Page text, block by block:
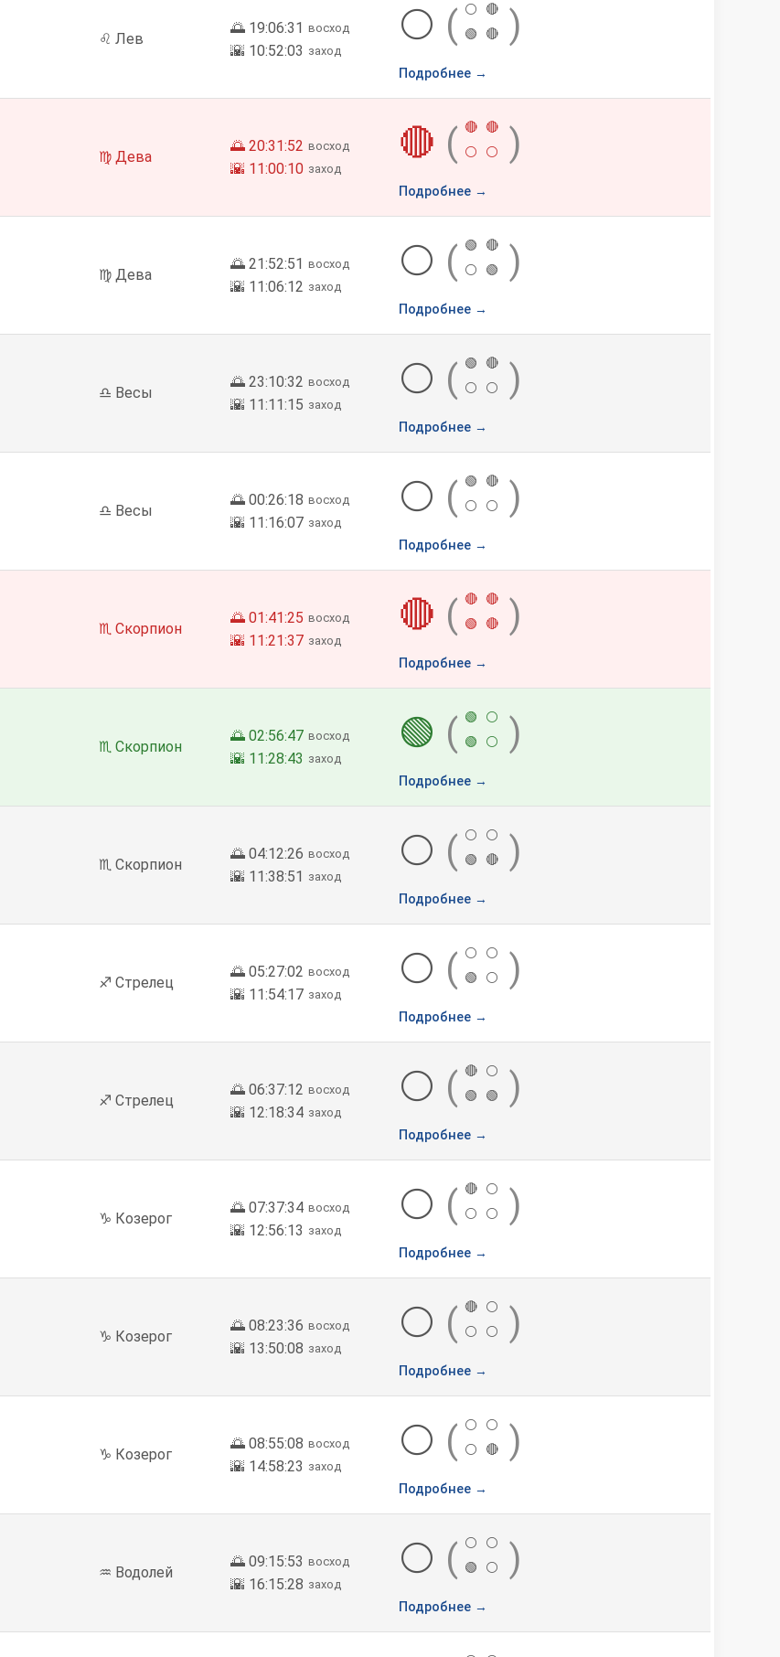
♌ Лев
🌅 19:06:31 восход
🌇 10:52:03 заход
⚪ ( ⚪
🔴
🟢
🔴 )
Подробнее →
♍ Дева
🌅 20:31:52 восход
🌇 11:00:10 заход
🔴 ( 🔴
🔴
⚪
⚪ )
Подробнее →
♍ Дева
🌅 21:52:51 восход
🌇 11:06:12 заход
⚪ ( 🟢
🔴
⚪
🟢 )
Подробнее →
♎ Весы
🌅 23:10:32 восход
🌇 11:11:15 заход
⚪ ( 🟢
🔴
⚪
⚪ )
Подробнее →
♎ Весы
🌅 00:26:18 восход
🌇 11:16:07 заход
⚪ ( 🟢
🔴
⚪
⚪ )
Подробнее →
♏ Скорпион
🌅 01:41:25 восход
🌇 11:21:37 заход
🔴 ( 🔴
🔴
🟢
🔴 )
Подробнее →
♏ Скорпион
🌅 02:56:47 восход
🌇 11:28:43 заход
🟢 ( 🟢
⚪
🟢
⚪ )
Подробнее →
♏ Скорпион
🌅 04:12:26 восход
🌇 11:38:51 заход
⚪ ( ⚪
⚪
🟢
🔴 )
Подробнее →
♐ Стрелец
🌅 05:27:02 восход
🌇 11:54:17 заход
⚪ ( ⚪
⚪
🟢
⚪ )
Подробнее →
♐ Стрелец
🌅 06:37:12 восход
🌇 12:18:34 заход
⚪ ( 🔴
⚪
🟢
🟢 )
Подробнее →
♑ Козерог
🌅 07:37:34 восход
🌇 12:56:13 заход
⚪ ( 🔴
⚪
⚪
⚪ )
Подробнее →
♑ Козерог
🌅 08:23:36 восход
🌇 13:50:08 заход
⚪ ( 🔴
⚪
⚪
⚪ )
Подробнее →
♑ Козерог
🌅 08:55:08 восход
🌇 14:58:23 заход
⚪ ( ⚪
⚪
⚪
🔴 )
Подробнее →
♒ Водолей
🌅 09:15:53 восход
🌇 16:15:28 заход
⚪ ( ⚪
⚪
🟢
⚪ )
Подробнее →